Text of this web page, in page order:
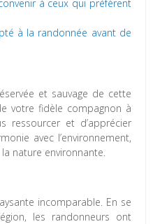
à ceux qui préfèrent
à la randonnée avant de
et sauvage de cette
votre fidèle compagnon à
ressourcer et d’apprécier
avec l’environnement,
nature environnante.
incomparable. En se
les randonneurs ont